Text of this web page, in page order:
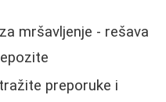
mršavljenje - rešava
preporuke i